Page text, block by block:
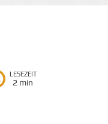
LESEZEIT
2 min